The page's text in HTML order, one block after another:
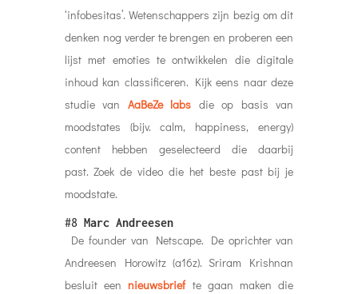
‘infobesitas’. Wetenschappers zijn bezig om dit
denken nog verder te brengen en proberen een
lijst met emoties te ontwikkelen die digitale
inhoud kan classificeren. Kijk eens naar deze
studie van AaBeZe labs die op basis van
moodstates (bijv. calm, happiness, energy)
content hebben geselecteerd die daarbij
past. Zoek de video die het beste past bij je
moodstate.
#8 Marc Andreesen
De founder van Netscape. De oprichter van
Andreesen Horowitz (a16z). Sriram Krishnan
besluit eennieuwsbriefte gaan maken die